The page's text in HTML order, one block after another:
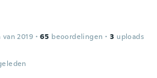
2019 · 65 beoordelingen · 3 uploads